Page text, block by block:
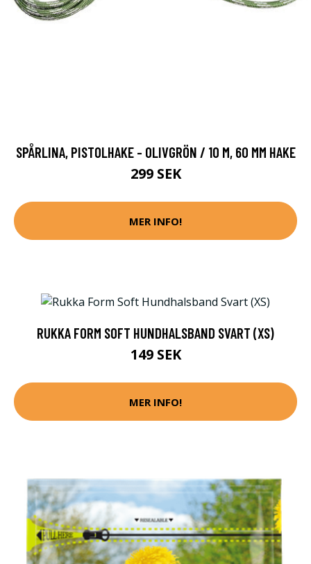
SPÅRLINA, PISTOLHAKE - OLIVGRÖN / 10 M, 60 MM HAKE
299 SEK
MER INFO!
RUKKA FORM SOFT HUNDHALSBAND SVART (XS)
149 SEK
MER INFO!